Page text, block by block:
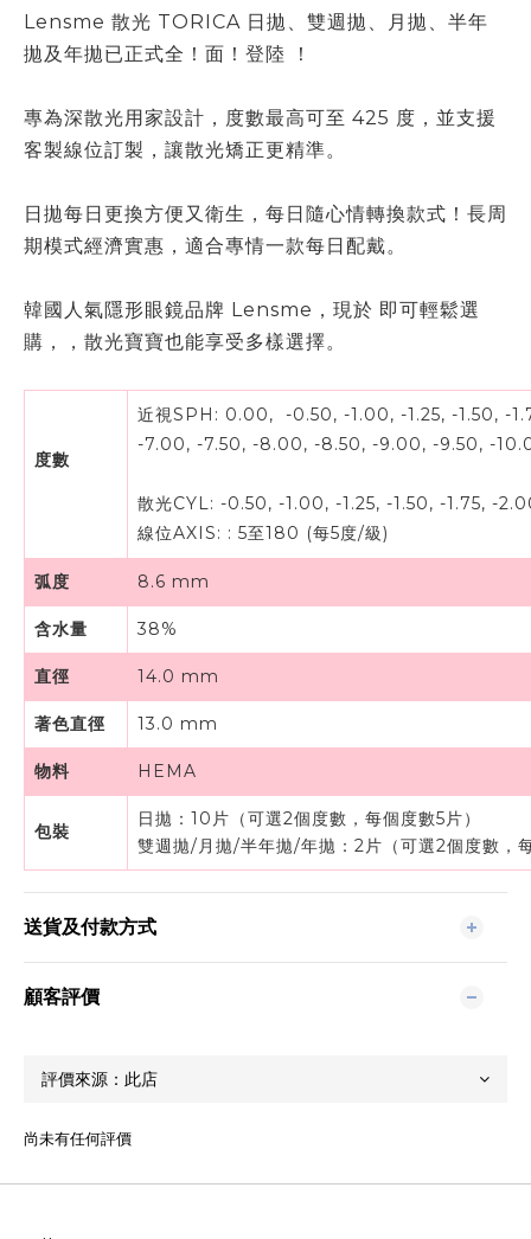
Lensme 散光 TORICA 日拋、雙週拋、月拋、半年
拋及年拋已正式全！面！登陸 ！
專為深散光用家設計，度數最高可至 425 度，並支援
客製線位訂製，讓散光矯正更精準。
日拋每日更換方便又衛生，每日隨心情轉換款式！ 長周
期模式經濟實惠，適合專情一款每日配戴。
韓國人氣隱形眼鏡品牌 Lensme，現於 即可輕鬆選
購，，散光寶寶也能享受多樣選擇。
度數
近視SPH: 0.00, -0.50, -1.00, -1.25, -1.50, -
-7.00, -7.50, -8.00, -8.50, -9.00, -9.50, -
散光CYL: -0.50, -1.00, -1.25, -1.50, -1.75, -
線位AXIS: : 5至180 (每5度/級)
弧度 8.6 mm
含水量 38%
直徑 14.0 mm
著色直徑 13.0 mm
物料 HEMA
包裝
日拋：10片（可選2個度數，每個度數5片）
雙週拋/月拋/半年拋/年拋：2片（可選2個度數，
送貨及付款方式
顧客評價
尚未有任何評價